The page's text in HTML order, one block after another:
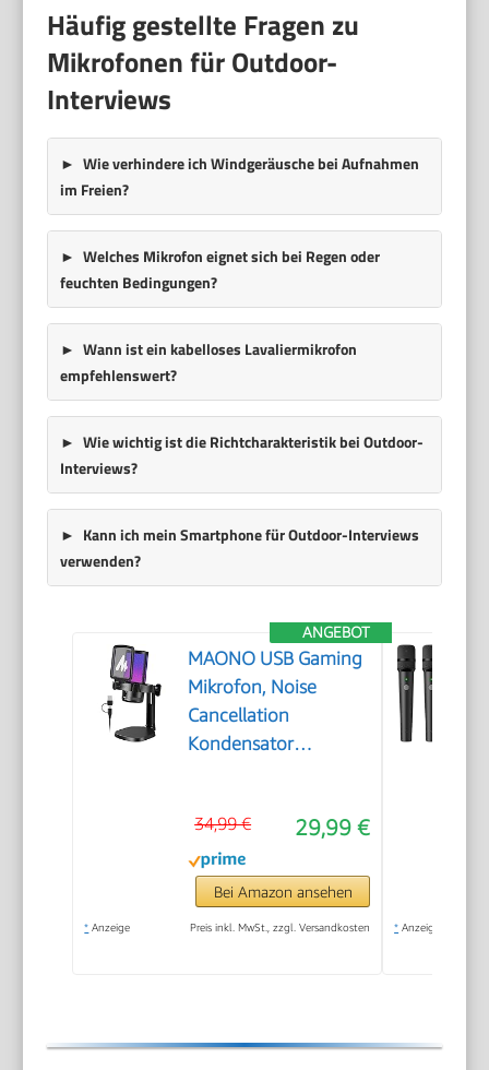
Häufig gestellte Fragen zu
Mikrofonen für Outdoor-
Interviews
Wie verhindere ich Windgeräusche bei Aufnahmen
im Freien?
Welches Mikrofon eignet sich bei Regen oder
feuchten Bedingungen?
Wann ist ein kabelloses Lavaliermikrofon
empfehlenswert?
Wie wichtig ist die Richtcharakteristik bei Outdoor-
Interviews?
Kann ich mein Smartphone für Outdoor-Interviews
verwenden?
ANGEBOT
MAONO USB Gaming
Mikrofon, Noise
Cancellation
Kondensator
Pop-Filter für
Streaming, Podcast,
Twitch, YouTube,
Discord, PC,
29,99 €
34,99 €
Bei Amazon ansehen
* Anzeige Preis inkl. MwSt., zzgl. Versandkosten * Anzeige